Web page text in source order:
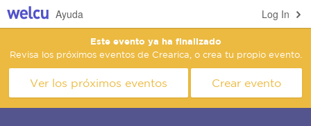
Log In
Ayuda
Este evento ya ha finalizado
Revisa los próximos eventos de Crearica, o crea tu propio evento.
Ver los próximos eventos Crear evento